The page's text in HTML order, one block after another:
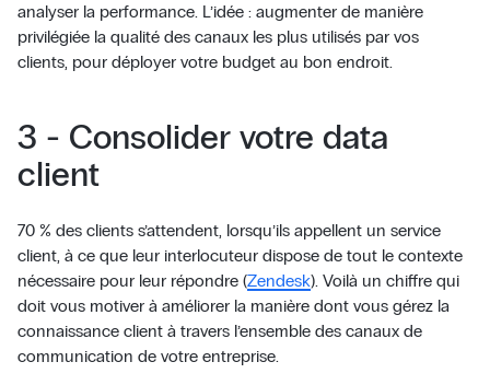
analyser la performance. L’idée : augmenter de manière
privilégiée la qualité des canaux les plus utilisés par vos
clients, pour déployer votre budget au bon endroit.
3 - Consolider votre data
client
70 % des clients s’attendent, lorsqu’ils appellent un service
client, à ce que leur interlocuteur dispose de tout le contexte
nécessaire pour leur répondre (Zendesk). Voilà un chiffre qui
doit vous motiver à améliorer la manière dont vous gérez la
connaissance client à travers l’ensemble des canaux de
communication de votre entreprise.